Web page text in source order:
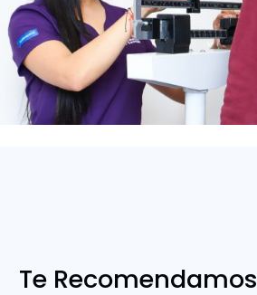
Te Recomendamos